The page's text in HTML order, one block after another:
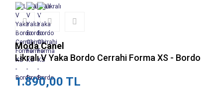
Moda Canel
Likralı V Yaka Bordo Cerrahi Forma XS - Bordo
1.890,00 TL